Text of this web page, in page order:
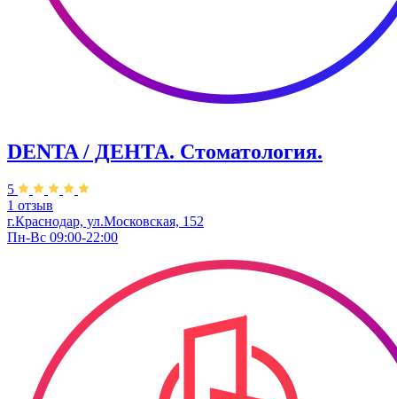
DENTA / ДЕНТА. Стоматология.
5
1 отзыв
г.Краснодар, ул.Московская, 152
Пн-Вс 09:00-22:00